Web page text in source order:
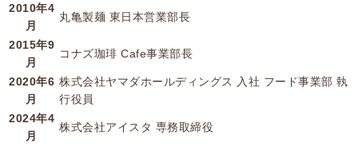
2010年4
月
丸亀製麺 東日本営業部長
2015年9
月
コナズ珈琲 Cafe事業部長
2020年6
月
株式会社ヤマダホールディングス 入社 フード事業部 執
行役員
2024年4
月
株式会社アイスタ 専務取締役